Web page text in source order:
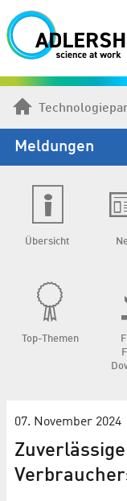
Meldungen
Übersicht
Top-Themen
07. November 2024